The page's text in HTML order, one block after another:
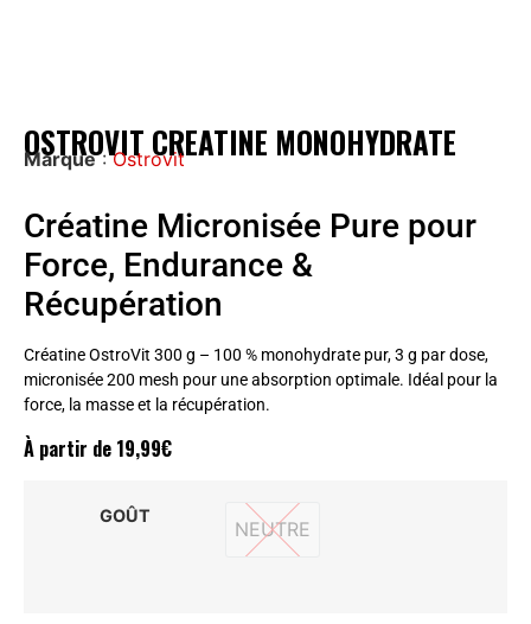
OSTROVIT CREATINE MONOHYDRATE
Marque:Ostrovit
Créatine Micronisée Pure pour
Force, Endurance &
Récupération
Créatine OstroVit 300 g – 100 % monohydrate pur, 3 g par dose,
micronisée 200 mesh pour une absorption optimale. Idéal pour la
force, la masse et la récupération.
À partir de 19,99€
GOÛT
NEUTRE
NEUTRE